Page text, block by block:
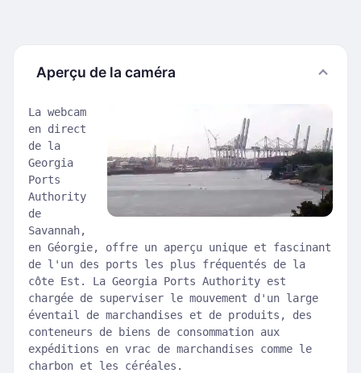
Aperçu de la caméra
La webcam
en direct
de la
Georgia
Ports
Authority
de
Savannah,
en Géorgie, offre un aperçu unique et fascinant
de l'un des ports les plus fréquentés de la
côte Est. La Georgia Ports Authority est
chargée de superviser le mouvement d'un large
éventail de marchandises et de produits, des
conteneurs de biens de consommation aux
expéditions en vrac de marchandises comme le
charbon et les céréales.